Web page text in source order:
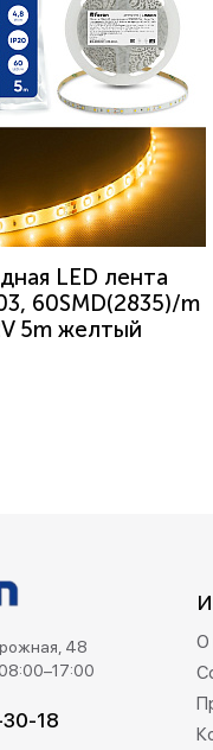
LED лента
60SMD(2835)/m
5m желтый
48
18
О